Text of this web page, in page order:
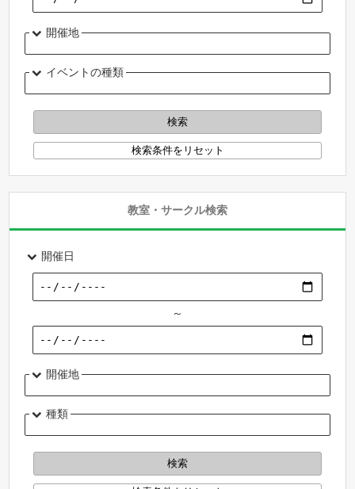
開催地
イベントの種類
教室・サークル検索
開催日
～
開催地
種類